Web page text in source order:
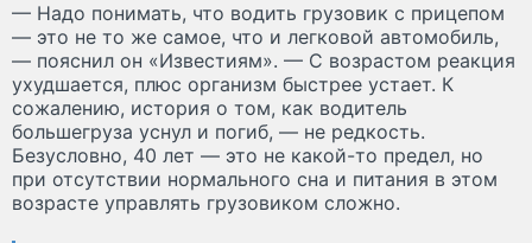
— Надо понимать, что водить грузовик с прицепом
— это не то же самое, что и легковой автомобиль,
— пояснил он «Известиям». — С возрастом реакция
ухудшается, плюс организм быстрее устает. К
сожалению, история о том, как водитель
большегруза уснул и погиб, — не редкость.
Безусловно, 40 лет — это не какой-то предел, но
при отсутствии нормального сна и питания в этом
возрасте управлять грузовиком сложно.